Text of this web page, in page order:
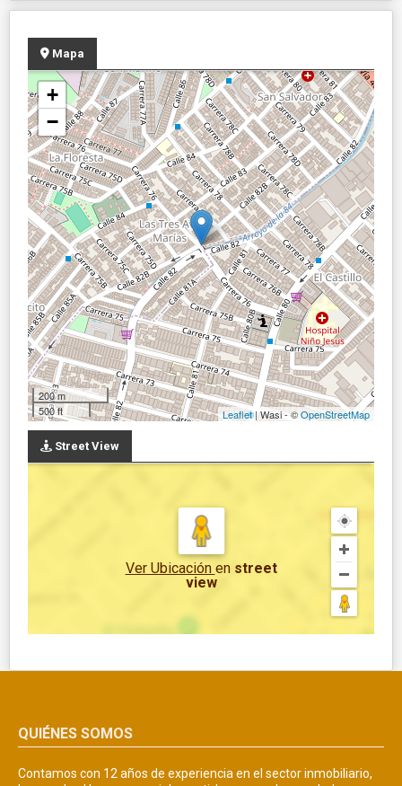
Mapa
+
−
200 m
500 ft
Leaflet| Wasi - ©OpenStreetMap
Street View
Ver Ubicación en street
view
QUIÉNES SOMOS
Contamos con 12 años de experiencia en el sector inmobiliario,